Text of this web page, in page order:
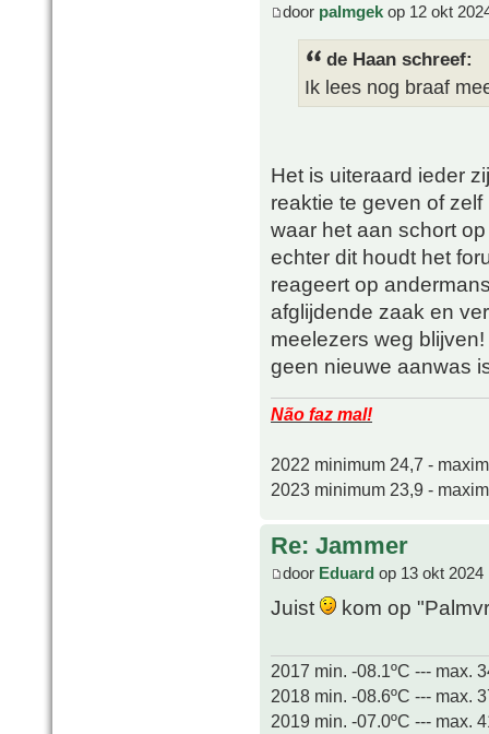
door palmgek op 12 okt
de Haan schreef:
Ik lees nog braaf
Het is uiteraard ieder
reaktie te geven of
waar het aan schort
echter dit houdt het
reageert op
afglijdende zaak en
meelezers weg
geen nieuwe aanwas
Não faz mal!
2022 minimum 24,7 -
2023 minimum 23,9 -
Re: Jammer
door Eduard op 13 okt 2024
Juist kom op
2017 min. -08.1ºC --- max.
2018 min. -08.6ºC --- max.
2019 min. -07.0ºC --- max.